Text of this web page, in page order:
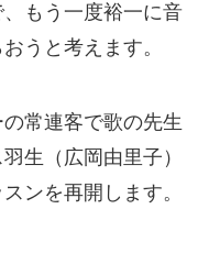
もう一度裕一に音
うと考えます。
常連客で歌の先生
生（広岡由里子）
ンを再開します。